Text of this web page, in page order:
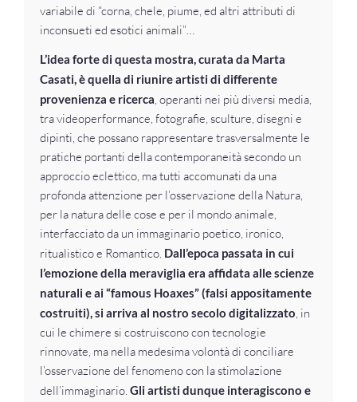
variabile di “corna, chele, piume, ed altri attributi di
inconsueti ed esotici animali”…
L’idea forte di questa mostra, curata da Marta
Casati, è quella di riunire artisti di differente
provenienza e ricerca, operanti nei più diversi media,
tra videoperformance, fotografie, sculture, disegni e
dipinti, che possano rappresentare trasversalmente le
pratiche portanti della contemporaneità secondo un
approccio eclettico, ma tutti accomunati da una
profonda attenzione per l’osservazione della Natura,
per la natura delle cose e per il mondo animale,
interfacciato da un immaginario poetico, ironico,
ritualistico e Romantico. Dall’epoca passata in cui
l’emozione della meraviglia era affidata alle scienze
naturali e ai “famous Hoaxes” (falsi appositamente
costruiti), si arriva al nostro secolo digitalizzato, in
cui le chimere si costruiscono con tecnologie
rinnovate, ma nella medesima volontà di conciliare
l’osservazione del fenomeno con la stimolazione
dell’immaginario. Gli artisti dunque interagiscono e